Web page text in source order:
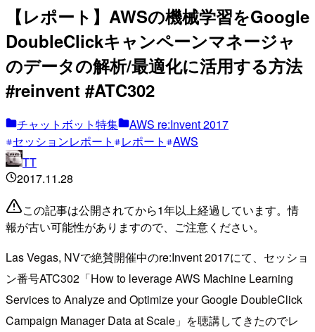
【レポート】AWSの機械学習をGoogle
DoubleClickキャンペーンマネージャ
のデータの解析/最適化に活用する方法
#reinvent #ATC302
チャットボット特集
AWS re:Invent 2017
セッションレポート
レポート
AWS
TT
2017.11.28
この記事は公開されてから1年以上経過しています。情
報が古い可能性がありますので、ご注意ください。
Las Vegas, NVで絶賛開催中のre:Invent 2017にて、セッショ
ン番号ATC302「How to leverage AWS Machine Learning
Services to Analyze and Optimize your Google DoubleClick
Campaign Manager Data at Scale」を聴講してきたのでレ